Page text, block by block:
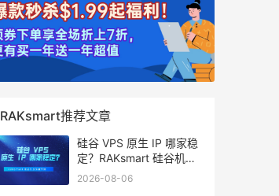
RAKsmart推荐文章
硅谷 VPS 原生 IP 哪家稳
定？RAKsmart 硅谷机房
深度评测
2026-08-06